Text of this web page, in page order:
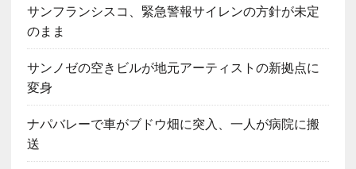
サンフランシスコ、緊急警報サイレンの方針が未定
のまま
サンノゼの空きビルが地元アーティストの新拠点に
変身
ナパバレーで車がブドウ畑に突入、一人が病院に搬
送